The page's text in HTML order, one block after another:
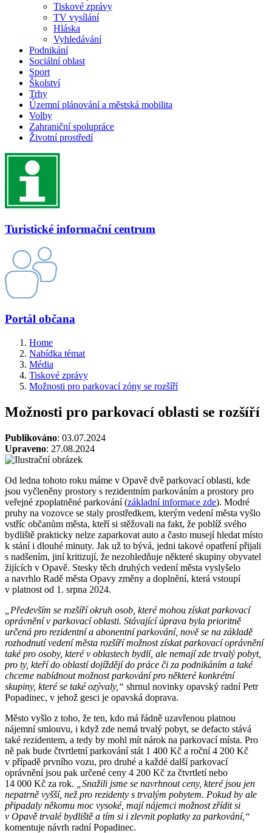
Tiskové zprávy
TV vysílání
Hláska
Vyhledávání
Podnikání
Sociální oblast
Sport
Školství
Trhy
Územní plánování a městská mobilita
Volby
Zahraniční spolupráce
Životní prostředí
Turistické informační centrum
Portál občana
Home
Nabídka témat
Média
Tiskové zprávy
Možnosti pro parkovací zóny se rozšíří
Možnosti pro parkovací oblasti se rozšíří
Publikováno: 03.07.2024
Upraveno: 27.08.2024
Od ledna tohoto roku máme v Opavě dvě parkovací oblasti, kde
jsou vyčleněny prostory s rezidentním parkováním a prostory pro
veřejné zpoplatněné parkování (základní informace zde). Modré
pruhy na vozovce se staly prostředkem, kterým vedení města vyšlo
vstříc občanům města, kteří si stěžovali na fakt, že poblíž svého
bydliště prakticky nelze zaparkovat auto a často musejí hledat místo
k stání i dlouhé minuty. Jak už to bývá, jedni takové opatření přijali
s nadšením, jiní kritizují, že nezohledňuje některé skupiny obyvatel
žijících v Opavě. Stesky těch druhých vedení města vyslyšelo
a navrhlo Radě města Opavy změny a doplnění, která vstoupí
v platnost od 1. srpna 2024.
„Především se rozšíří okruh osob, které mohou získat parkovací
oprávnění v parkovací oblasti. Stávající úprava byla prioritně
určená pro rezidentní a abonentní parkování, nově se na základě
rozhodnutí vedení města rozšíří možnost získat parkovací oprávnění
také pro osoby, které v oblastech bydlí, ale nemají zde trvalý pobyt,
pro ty, kteří do oblastí dojíždějí do práce či za podnikáním a také
chceme nabídnout možnost parkování pro některé konkrétní
skupiny, které se také ozývaly,“ shrnul novinky opavský radní Petr
Popadinec, v jehož gesci je opavská doprava.
Město vyšlo z toho, že ten, kdo má řádně uzavřenou platnou
nájemní smlouvu, i když zde nemá trvalý pobyt, se defacto stává
také rezidentem, a tedy by mohl mít nárok na parkovací místa. Pro
ně pak bude čtvrtletní parkování stát 1 400 Kč a roční 4 200 Kč
v případě prvního vozu, pro druhé a každé další parkovací
oprávnění jsou pak určené ceny 4 200 Kč za čtvrtletí nebo
14 000 Kč za rok.
„Snažili jsme se navrhnout ceny, které jsou jen
nepatrně vyšší, než pro rezidenty s trvalým pobytem. Pokud by ale
připadaly někomu moc vysoké, mají nájemci možnost zřídit si
v Opavě trvalé bydliště a tím si i zlevnit poplatky za parkování,“
komentuje návrh radní Popadinec.